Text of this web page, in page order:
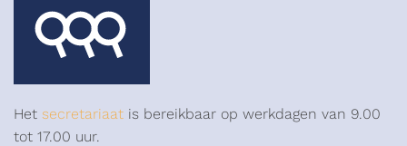
Het secretariaat is bereikbaar op werkdagen van 9.00
tot 17.00 uur.